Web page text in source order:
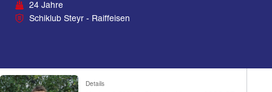
24 Jahre
Schiklub Steyr - Raiffeisen
Details